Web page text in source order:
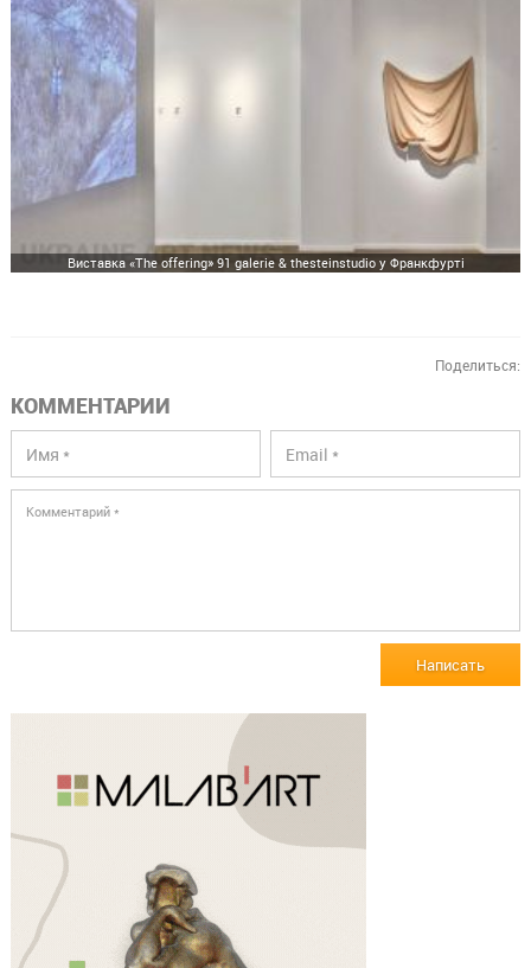
Виставка «The offering» 91 galerie & thesteinstudio у Франкфурті
Поделиться:
КОММЕНТАРИИ
Написать